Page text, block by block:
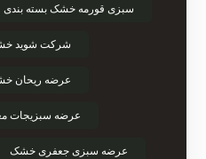
سبزی قورمه خشک بسته بندی
شرکت شوید
عرضه ریحان خشک 120
عرضه سبزیجات
عرضه سبزی جعفری خشک